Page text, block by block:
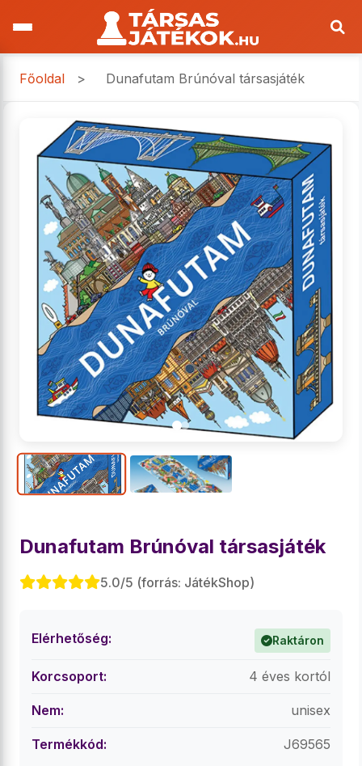
Főoldal > Dunafutam Brúnóval társasjáték
Dunafutam Brúnóval társasjáték
5.0/5 (forrás: JátékShop)
Elérhetőség: Raktáron
Korcsoport: 4 éves kortól
Nem: unisex
Termékkód: J69565